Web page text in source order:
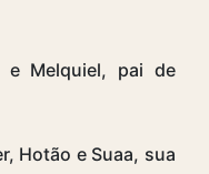
e Melquiel, pai de
Hotão e Suaa, sua